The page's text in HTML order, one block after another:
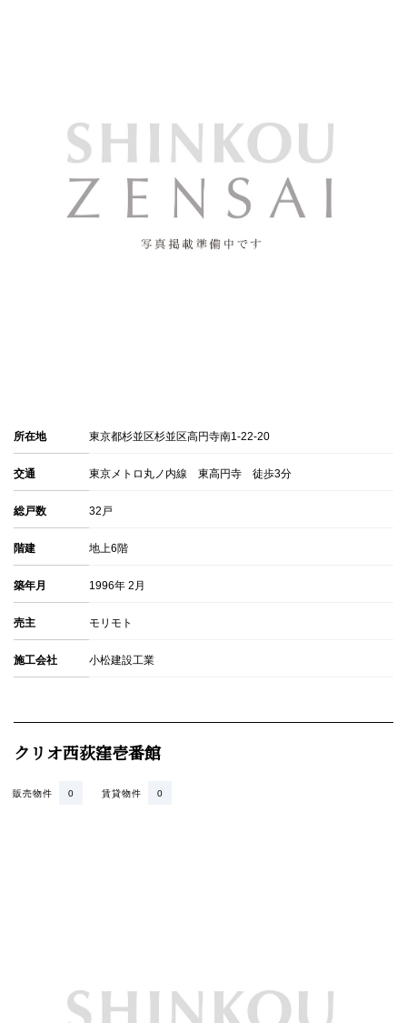
所在地 東京都杉並区杉並区高円寺南1-22-20
交通 東京メトロ丸ノ内線 東高円寺 徒歩3分
総戸数 32戸
階建 地上6階
築年月 1996年 2月
売主 モリモト
施工会社 小松建設工業
クリオ西荻窪壱番館
賃貸物件 0
販売物件 0